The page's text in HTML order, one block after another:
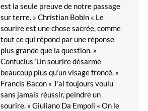
est la seule preuve de notre passage
sur terre. » Christian Bobin « Le
sourire est une chose sacrée, comme
tout ce qui répond par une réponse
plus grande que la question. »
Confucius ‘Un sourire désarme
beaucoup plus qu’un visage froncé. »
Francis Bacon « J’ai toujours voulu
sans jamais réussir, peindre un
sourire. » Giuliano Da Empoli « On le